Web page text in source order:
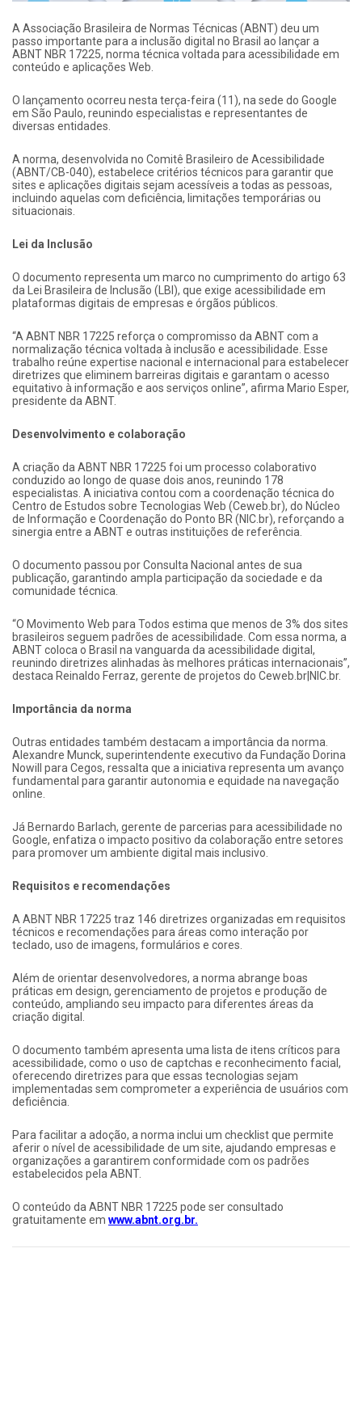
A Associação Brasileira de Normas Técnicas (ABNT) deu um
passo importante para a inclusão digital no Brasil ao lançar a
ABNT NBR 17225, norma técnica voltada para acessibilidade em
conteúdo e aplicações Web.
O lançamento ocorreu nesta terça-feira (11), na sede do Google
em São Paulo, reunindo especialistas e representantes de
diversas entidades.
A norma, desenvolvida no Comitê Brasileiro de Acessibilidade
(ABNT/CB-040), estabelece critérios técnicos para garantir que
sites e aplicações digitais sejam acessíveis a todas as pessoas,
incluindo aquelas com deficiência, limitações temporárias ou
situacionais.
Lei da Inclusão
O documento representa um marco no cumprimento do artigo 63
da Lei Brasileira de Inclusão (LBI), que exige acessibilidade em
plataformas digitais de empresas e órgãos públicos.
“A ABNT NBR 17225 reforça o compromisso da ABNT com a
normalização técnica voltada à inclusão e acessibilidade. Esse
trabalho reúne expertise nacional e internacional para estabelecer
diretrizes que eliminem barreiras digitais e garantam o acesso
equitativo à informação e aos serviços online”, afirma Mario Esper,
presidente da ABNT.
Desenvolvimento e colaboração
A criação da ABNT NBR 17225 foi um processo colaborativo
conduzido ao longo de quase dois anos, reunindo 178
especialistas. A iniciativa contou com a coordenação técnica do
Centro de Estudos sobre Tecnologias Web (Ceweb.br), do Núcleo
de Informação e Coordenação do Ponto BR (NIC.br), reforçando a
sinergia entre a ABNT e outras instituições de referência.
O documento passou por Consulta Nacional antes de sua
publicação, garantindo ampla participação da sociedade e da
comunidade técnica.
“O Movimento Web para Todos estima que menos de 3% dos sites
brasileiros seguem padrões de acessibilidade. Com essa norma, a
ABNT coloca o Brasil na vanguarda da acessibilidade digital,
reunindo diretrizes alinhadas às melhores práticas internacionais”,
destaca Reinaldo Ferraz, gerente de projetos do Ceweb.br|NIC.br.
Importância da norma
Outras entidades também destacam a importância da norma.
Alexandre Munck, superintendente executivo da Fundação Dorina
Nowill para Cegos, ressalta que a iniciativa representa um avanço
fundamental para garantir autonomia e equidade na navegação
online.
Já Bernardo Barlach, gerente de parcerias para acessibilidade no
Google, enfatiza o impacto positivo da colaboração entre setores
para promover um ambiente digital mais inclusivo.
Requisitos e recomendações
A ABNT NBR 17225 traz 146 diretrizes organizadas em requisitos
técnicos e recomendações para áreas como interação por
teclado, uso de imagens, formulários e cores.
Além de orientar desenvolvedores, a norma abrange boas
práticas em design, gerenciamento de projetos e produção de
conteúdo, ampliando seu impacto para diferentes áreas da
criação digital.
O documento também apresenta uma lista de itens críticos para
acessibilidade, como o uso de captchas e reconhecimento facial,
oferecendo diretrizes para que essas tecnologias sejam
implementadas sem comprometer a experiência de usuários com
deficiência.
Para facilitar a adoção, a norma inclui um checklist que permite
aferir o nível de acessibilidade de um site, ajudando empresas e
organizações a garantirem conformidade com os padrões
estabelecidos pela ABNT.
O conteúdo da ABNT NBR 17225 pode ser consultado
gratuitamente em www.abnt.org.br.